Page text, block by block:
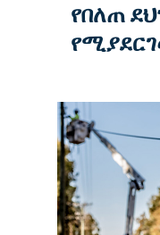
የበለጠ